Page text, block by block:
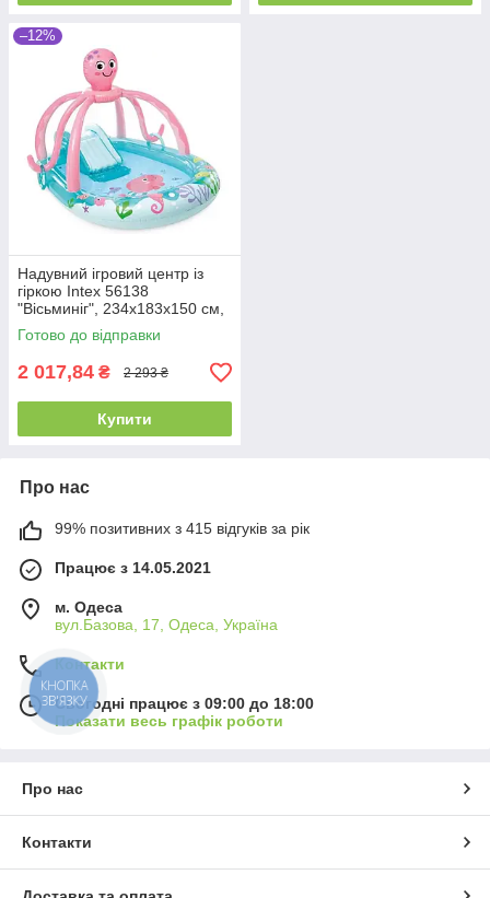
–12%
Надувний ігровий центр із
гіркою Intex 56138
"Вісьминіг", 234х183х150 см,
об'єм 229 л
Готово до відправки
2 017,84 ₴ 2 293 ₴
Купити
Про нас
99% позитивних з 415 відгуків за рік
Працює з 14.05.2021
м. Одеса
вул.Базова, 17, Одеса, Україна
Контакти
Сьогодні працює з 09:00 до 18:00
Показати весь графік роботи
Про нас
Контакти
КНОПКА
ЗВ'ЯЗКУ